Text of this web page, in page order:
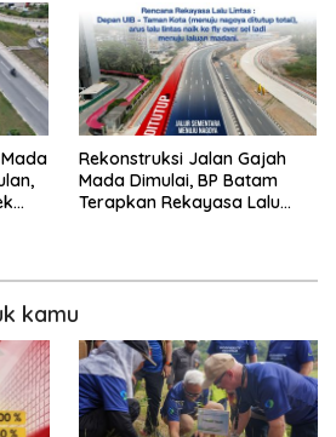
Rekonstruksi Jalan Gajah
Mada Dimulai, BP Batam
Terapkan Rekayasa Lalu
kamu